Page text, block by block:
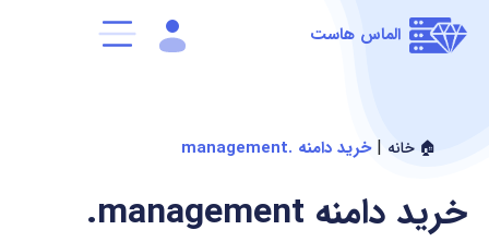
الماس هاست
🏠 خانه |خرید دامنه .management
.management خرید دامنه